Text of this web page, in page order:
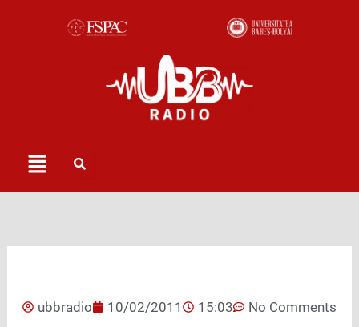
Menu
ubbradio 10/02/2011 15:03 No Comments